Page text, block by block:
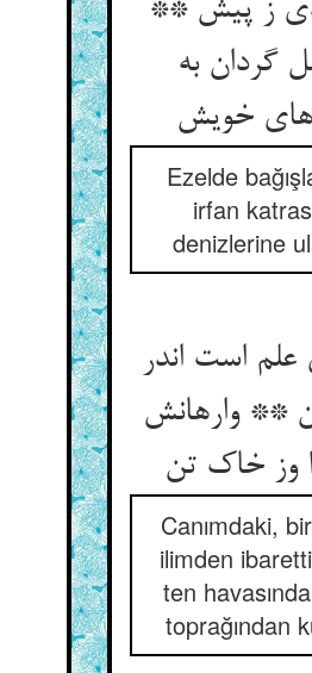
ز پیش **
گردان به
Ezelde
irfan
denizlerine
علم است اندر
** وارهانش
Canımdaki,
ilimden
ten
toprağından